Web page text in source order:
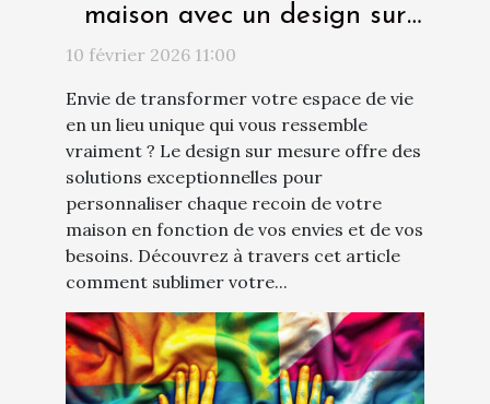
maison avec un design sur
mesure ?
10 février 2026 11:00
Envie de transformer votre espace de vie
en un lieu unique qui vous ressemble
vraiment ? Le design sur mesure offre des
solutions exceptionnelles pour
personnaliser chaque recoin de votre
maison en fonction de vos envies et de vos
besoins. Découvrez à travers cet article
comment sublimer votre...